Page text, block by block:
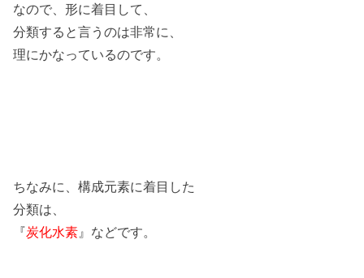
なので、形に着目して、
分類すると言うのは非常に、
理にかなっているのです。
ちなみに、構成元素に着目した
分類は、
『炭化水素 』などです。